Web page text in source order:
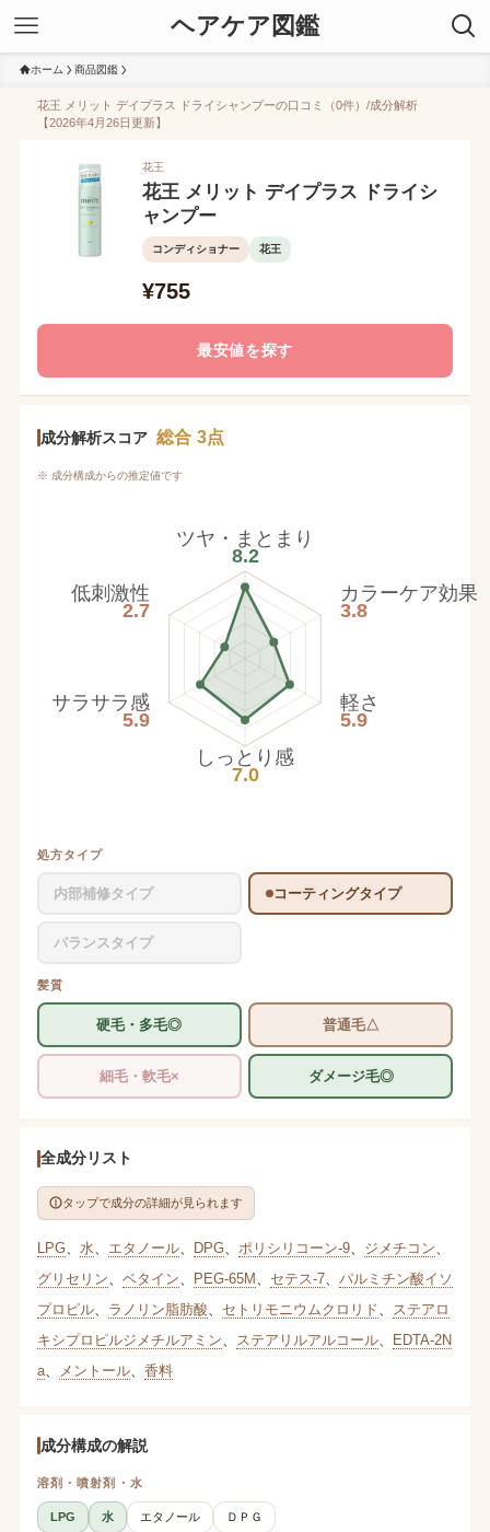
ヘアケア図鑑
ホーム 商品図鑑
花王 メリット デイプラス ドライシャンプーの口コミ（0件）/成分解析
【2026年4月26日更新】
花王
花王 メリット デイプラス ドライシ
ャンプー
コンディショナー 花王
¥755
最安値を探す
成分解析スコア 総合 3点
※ 成分構成からの推定値です
ツヤ・まとまり
8.2
カラーケア効果
3.8
軽さ
5.9
しっとり感
7.0
サラサラ感
5.9
低刺激性
2.7
処方タイプ
内部補修タイプ コーティングタイプ
バランスタイプ
髪質
硬毛・多毛◎ 普通毛△
細毛・軟毛× ダメージ毛◎
全成分リスト
タップで成分の詳細が見られます
LPG、 水 エタノール、 DPG、 ポリシリコーン-9、 ジメチコン
グリセリン
ベタイン PEG-65M セテス-7、 パルミチン酸イソ
プロピル、 ラノリン脂肪酸 セトリモニウムクロリド
ステアロ
キシプロピルジメチルアミン
ステアリルアルコール、 EDTA-2N
a、 メントール、 香料
成分構成の解説
溶剤・噴射剤・水
LPG 水 エタノール
ＤＰＧ